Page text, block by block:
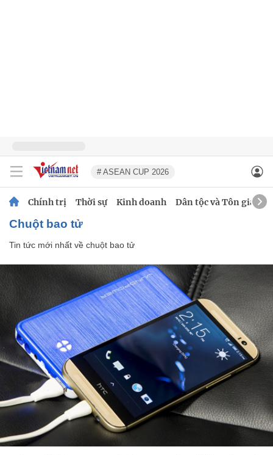
# ASEAN CUP 2026
Chính trị Thời sự Kinh doanh Dân tộc và Tôn giáo
chuột bao tử
Tin tức mới nhất về chuột bao tử